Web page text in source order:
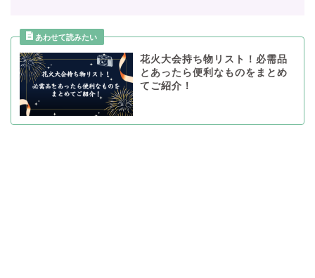
花火大会持ち物リスト！必需品
とあったら便利なものをまとめ
てご紹介！